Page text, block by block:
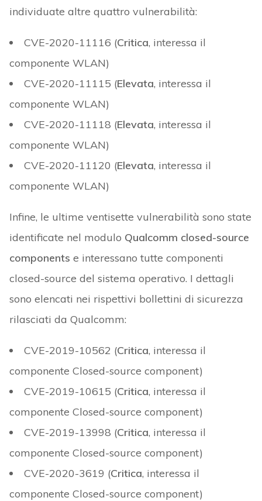
individuate altre quattro vulnerabilità:
CVE-2020-11116 (Critica, interessa il
componente WLAN)
CVE-2020-11115 (Elevata, interessa il
componente WLAN)
CVE-2020-11118 (Elevata, interessa il
componente WLAN)
CVE-2020-11120 (Elevata, interessa il
componente WLAN)
Infine, le ultime ventisette vulnerabilità sono state
identificate nel modulo Qualcomm closed-source
components e interessano tutte componenti
closed-source del sistema operativo. I dettagli
sono elencati nei rispettivi bollettini di sicurezza
rilasciati da Qualcomm:
CVE-2019-10562 (Critica, interessa il
componente Closed-source component)
CVE-2019-10615 (Critica, interessa il
componente Closed-source component)
CVE-2019-13998 (Critica, interessa il
componente Closed-source component)
CVE-2020-3619 (Critica, interessa il
componente Closed-source component)